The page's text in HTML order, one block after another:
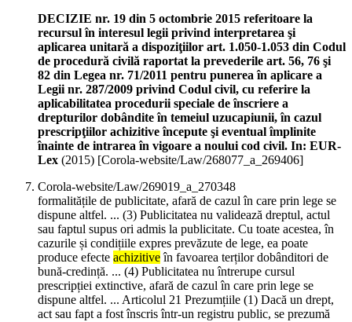
DECIZIE nr. 19 din 5 octombrie 2015 referitoare la
recursul în interesul legii privind interpretarea şi
aplicarea unitară a dispoziţiilor art. 1.050-1.053 din Codul
de procedură civilă raportat la prevederile art. 56, 76 şi
82 din Legea nr. 71/2011 pentru punerea în aplicare a
Legii nr. 287/2009 privind Codul civil, cu referire la
aplicabilitatea procedurii speciale de înscriere a
drepturilor dobândite în temeiul uzucapiunii, în cazul
prescripţiilor achizitive începute şi eventual împlinite
înainte de intrarea în vigoare a noului cod civil. In: EUR-
Lex (2015) [Corola-website/Law/268077_a_269406]
Corola-website/Law/269019_a_270348
formalitățile de publicitate, afară de cazul în care prin lege se
dispune altfel. ... (3) Publicitatea nu validează dreptul, actul
sau faptul supus ori admis la publicitate. Cu toate acestea, în
cazurile și condițiile expres prevăzute de lege, ea poate
produce efecte achizitiveîn favoarea terților dobânditori de
bună-credință. ... (4) Publicitatea nu întrerupe cursul
prescripției extinctive, afară de cazul în care prin lege se
dispune altfel. ... Articolul 21 Prezumțiile (1) Dacă un drept,
act sau fapt a fost înscris într-un registru public, se prezumă